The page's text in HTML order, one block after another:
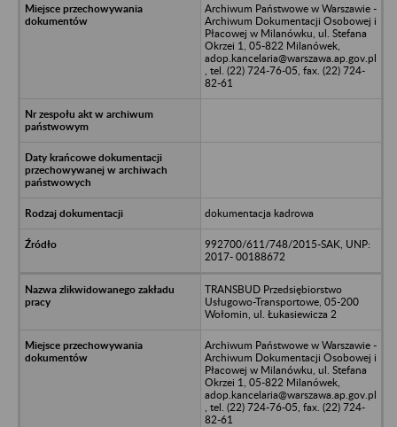
Archiwum Państwowe w Warszawie -
Archiwum Dokumentacji Osobowej i
Płacowej w Milanówku, ul. Stefana
Okrzei 1, 05-822 Milanówek,
adop.kancelaria@warszawa.ap.gov.pl
, tel. (22) 724-76-05, fax. (22) 724-
82-61
dokumentacja kadrowa
992700/611/748/2015-SAK, UNP:
2017- 00188672
TRANSBUD Przedsiębiorstwo
Usługowo-Transportowe, 05-200
Wołomin, ul. Łukasiewicza 2
Archiwum Państwowe w Warszawie -
Archiwum Dokumentacji Osobowej i
Płacowej w Milanówku, ul. Stefana
Okrzei 1, 05-822 Milanówek,
adop.kancelaria@warszawa.ap.gov.pl
, tel. (22) 724-76-05, fax. (22) 724-
82-61